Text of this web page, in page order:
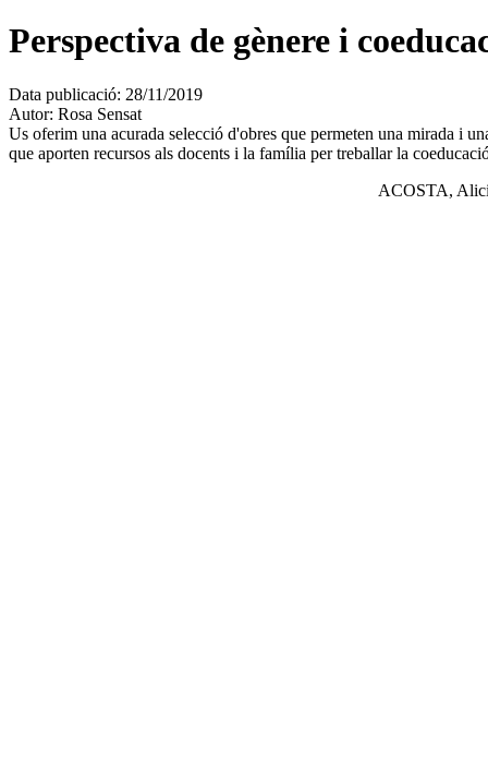
Perspectiva de gènere i
Data publicació: 28/11/2019
Autor: Rosa Sensat
Us oferim una acurada selecció d'obres que permeten una mirada i
que aporten recursos als docents i la família per treballar la
ACOSTA,